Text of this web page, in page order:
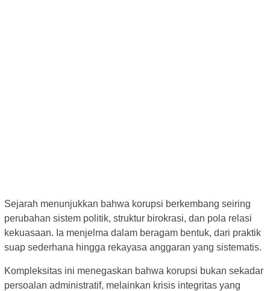
Sejarah menunjukkan bahwa korupsi berkembang seiring
perubahan sistem politik, struktur birokrasi, dan pola relasi
kekuasaan. Ia menjelma dalam beragam bentuk, dari praktik
suap sederhana hingga rekayasa anggaran yang sistematis.
Kompleksitas ini menegaskan bahwa korupsi bukan sekadar
persoalan administratif, melainkan krisis integritas yang